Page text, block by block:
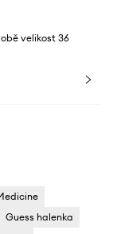
velikost 36
Guess halenka